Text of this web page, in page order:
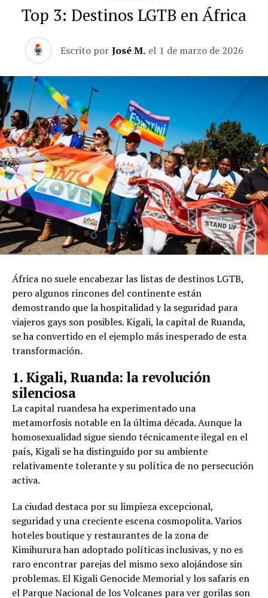
Top 3: Destinos LGTB en África
Escrito por José M. el 1 de marzo de 2026
África no suele encabezar las listas de destinos LGTB,
pero algunos rincones del continente están
demostrando que la hospitalidad y la seguridad para
viajeros gays son posibles. Kigali, la capital de Ruanda,
se ha convertido en el ejemplo más inesperado de esta
transformación.
1. Kigali, Ruanda: la revolución
silenciosa
La capital ruandesa ha experimentado una
metamorfosis notable en la última década. Aunque la
homosexualidad sigue siendo técnicamente ilegal en el
país, Kigali se ha distinguido por su ambiente
relativamente tolerante y su política de no persecución
activa.
La ciudad destaca por su limpieza excepcional,
seguridad y una creciente escena cosmopolita. Varios
hoteles boutique y restaurantes de la zona de
Kimihurura han adoptado políticas inclusivas, y no es
raro encontrar parejas del mismo sexo alojándose sin
problemas. El Kigali Genocide Memorial y los safaris en
el Parque Nacional de los Volcanes para ver gorilas son